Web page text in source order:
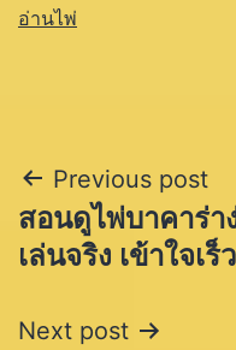
อ่านไพ่
Post
navigation
Previous post
สอนดูไพ่บาคาร่า
เล่นจริง เข้าใจเ
Next post